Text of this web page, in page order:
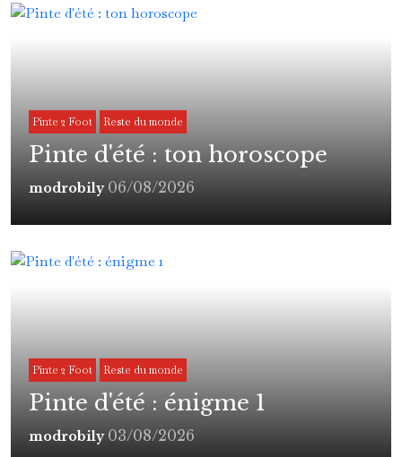
Pinte 2 Foot Reste du monde
Pinte d'été : ton horoscope
modrobily 06/08/2026
Pinte 2 Foot Reste du monde
Pinte d'été : énigme 1
modrobily 03/08/2026